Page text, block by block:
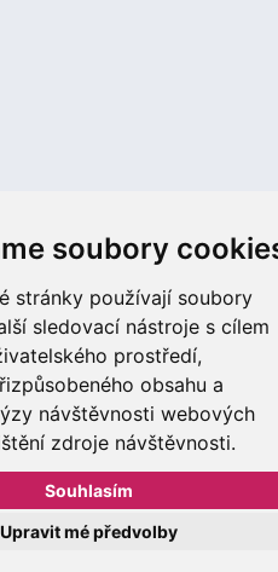
soubory
stránky používají soubory
sledovací nástroje s cílem
prostředí,
obsahu a
návštěvnosti webových
zdroje návštěvnosti.
Souhlasím
Upravit mé předvolby